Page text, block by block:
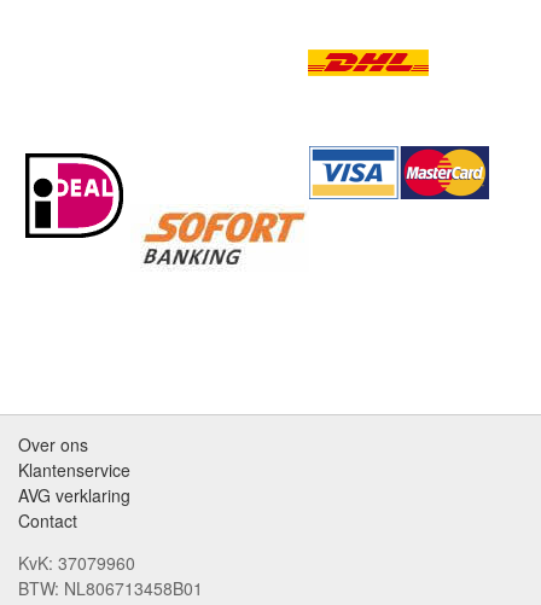
Over ons
Klantenservice
AVG verklaring
Contact
KvK: 37079960
BTW: NL806713458B01